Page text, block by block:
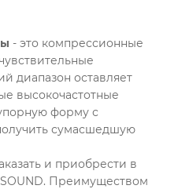
- это компрессионные
диапазон оставляет
высокочастотные
форму с
сумасшедшую
и приобрести в
Преимуществом